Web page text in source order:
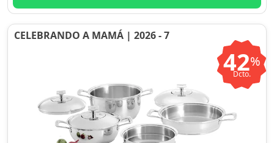
CELEBRANDO A MAMÁ | 2026 - 7
42%
Dcto.